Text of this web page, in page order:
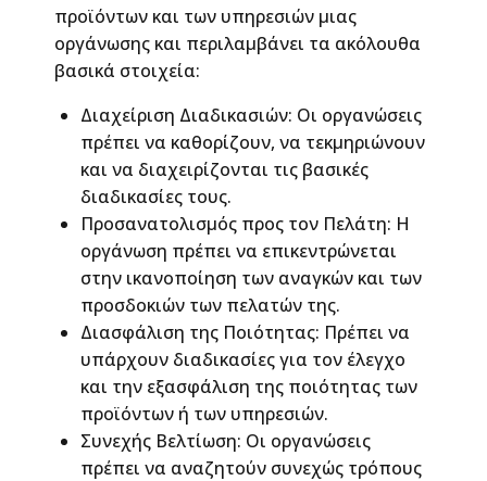
προϊόντων και των υπηρεσιών μιας
οργάνωσης και περιλαμβάνει τα ακόλουθα
βασικά στοιχεία:
Διαχείριση Διαδικασιών: Οι οργανώσεις
πρέπει να καθορίζουν, να τεκμηριώνουν
και να διαχειρίζονται τις βασικές
διαδικασίες τους.
Προσανατολισμός προς τον Πελάτη: Η
οργάνωση πρέπει να επικεντρώνεται
στην ικανοποίηση των αναγκών και των
προσδοκιών των πελατών της.
Διασφάλιση της Ποιότητας: Πρέπει να
υπάρχουν διαδικασίες για τον έλεγχο
και την εξασφάλιση της ποιότητας των
προϊόντων ή των υπηρεσιών.
Συνεχής Βελτίωση: Οι οργανώσεις
πρέπει να αναζητούν συνεχώς τρόπους